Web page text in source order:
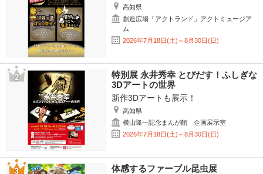
高知県
創造広場「アクトランド」アクトミュージア
ム
2026年7月18日(土)～8月30日(日)
特別展 永井秀幸 とびだす！ふしぎな
3Dアートの世界
新作3Dアートも展示！
高知県
横山隆一記念まんが館 企画展示室
2026年7月18日(土)～8月30日(日)
体感するファーブル昆虫展